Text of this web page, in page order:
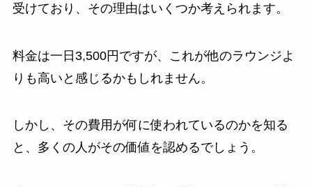
受けており、その理由はいくつか考えられます。
料金は一日3,500円ですが、これが他のラウンジよ
りも高いと感じるかもしれません。
しかし、その費用が何に使われているのかを知る
と、多くの人がその価値を認めるでしょう。